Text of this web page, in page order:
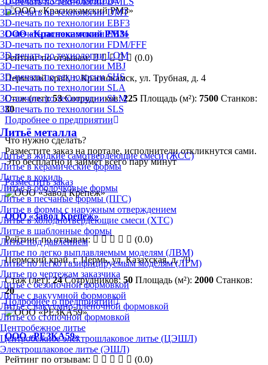
3D-печать по технологии DMT
3D-печать по технологии EBF3
3D-печать по технологии EBM
3D-печать по технологии FDM/FFF
3D-печать по технологии LOM
3D-печать по технологии MBJ
3D-печать по технологии SHS
3D-печать по технологии SLA
3D-печать по технологии SLM
3D-печать по технологии SLS
Литьё металла
Литье в жидкие самотвердеющие смеси (ЖСС)
Литье в керамические формы
Литье в кокиль
Литье в оболочковые формы
Литье в песчаные формы (ПГС)
Литье в формы с наружным отверждением
Литье в холоднотвердеющие смеси (ХТС)
Литье в шаблонные формы
Литье под давлением
Литье по легко выплавляемым моделям (ЛВМ)
Литье по легко газифицируемым моделям (ЛГМ)
Литье по чертежам заказчика
Литье с безопочной формовкой
Литье с вакуумной формовкой
Литье с вакуумно-плёночной формовкой
Литье со стопочной формовкой
Центробежное литье
Центробежное электрошлаковое литье (ЦЭШЛ)
Электрошлаковое литье (ЭШЛ)
ООО «Краснокамский РМЗ»
Рейтинг по отзывам:
(0.0)
Пермский край, г. Краснокамск, ул. Трубная, д. 4
Стаж (лет):53 Сотрудников:225 Площадь (м²): 7500 Станков:
30
Подробнее о предприятии
Что нужно сделать?
Разместите заказ на портале, исполнители откликнутся сами.
Это бесплатно и займет всего пару минут
Разместить заказ
ООО «Завод Крепеж»
Рейтинг по отзывам:
(0.0)
Пермский край, г. Пермь, ул. Казахская, д. 70
Стаж (лет):24 Сотрудников: 50 Площадь (м²): 2000 Станков:
20
Подробнее о предприятии
ООО «РЕЗКА59»
Рейтинг по отзывам:
(0.0)